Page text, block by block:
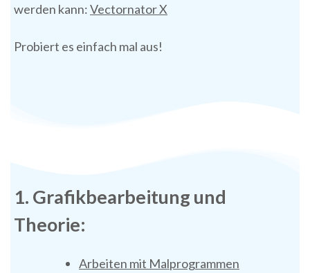
werden kann:Vectornator X
Probiert es einfach mal aus!
1. Grafikbearbeitung und
Theorie:
Arbeiten mit Malprogrammen